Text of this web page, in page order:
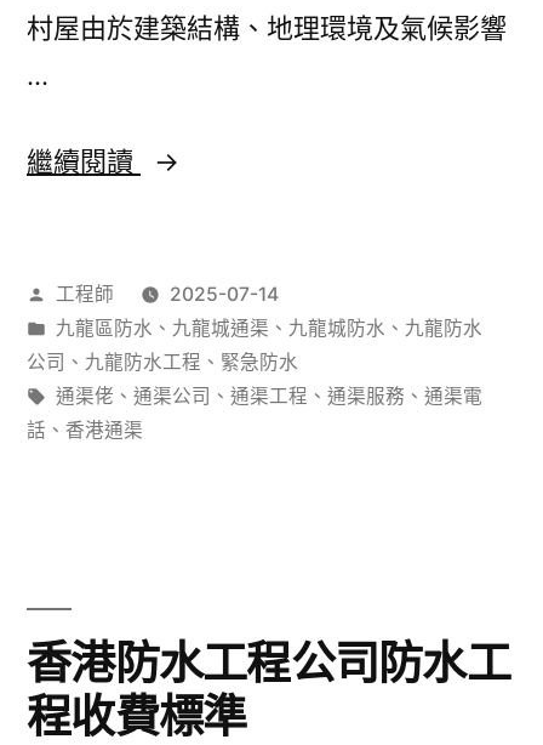
一
解
村屋由於建築結構、地理環境及氣候影響
…
繼續閱讀
香
屋
滲
水
問
防
漏
點
作
者：
工程師
2025-07-14
分
類：
九龍區防水 、 九龍城通渠 、 九龍城防水 、 九龍防水
公司 、 九龍防水工程 、 緊急防水
標
籤:
通渠佬 、 通渠公司 、 通渠工程 、 通渠服務 、 通渠電
話 、 香港通渠
香港防水工程公司防水工
程收費標準